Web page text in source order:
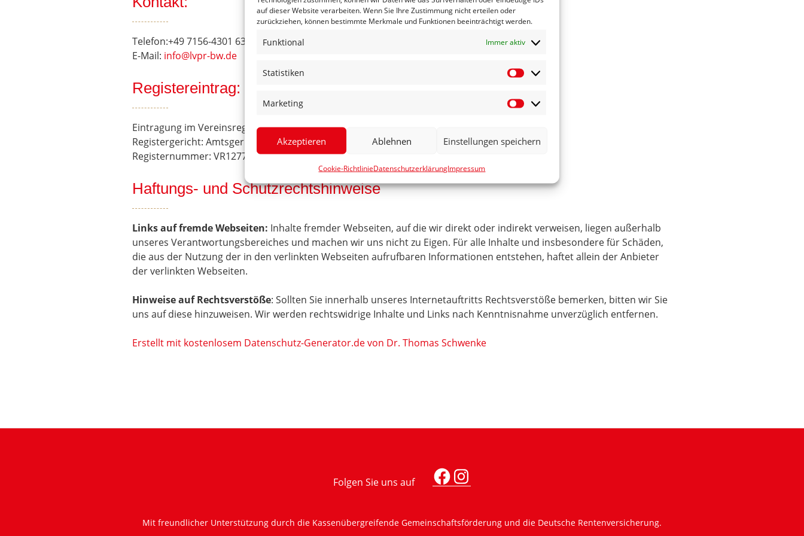
auf dieser Website verarbeiten. Wenn Sie Ihre Zustimmung nicht erteilen oder
zurückziehen, können bestimmte Merkmale und Funktionen beeinträchtigt werden.
Funktional Immer aktiv
Statistiken Statistiken
Marketing Marketing
Akzeptieren Ablehnen Einstellungen speichern
Cookie-RichtlinieDatenschutzerklärungImpressum
Telefon:+49 7156-4301 636
E-Mail: info@lvpr-bw.de
Registereintrag:
Eintragung im Vereinsregister.
Registergericht: Amtsgericht Karlsruhe
Registernummer: VR1277
Haftungs- und Schutzrechtshinweise
Links auf fremde Webseiten: Inhalte fremder Webseiten, auf die wir direkt oder indirekt verweisen, liegen außerhalb
unseres Verantwortungsbereiches und machen wir uns nicht zu Eigen. Für alle Inhalte und insbesondere für Schäden,
die aus der Nutzung der in den verlinkten Webseiten aufrufbaren Informationen entstehen, haftet allein der Anbieter
der verlinkten Webseiten.
Hinweise auf Rechtsverstöße: Sollten Sie innerhalb unseres Internetauftritts Rechtsverstöße bemerken, bitten wir Sie
uns auf diese hinzuweisen. Wir werden rechtswidrige Inhalte und Links nach Kenntnisnahme unverzüglich entfernen.
Erstellt mit kostenlosem Datenschutz-Generator.de von Dr. Thomas Schwenke
Facebook
Instagram
Mit freundlicher Unterstützung durch die Kassenübergreifende Gemeinschaftsförderung und die Deutsche Rentenversicherung.